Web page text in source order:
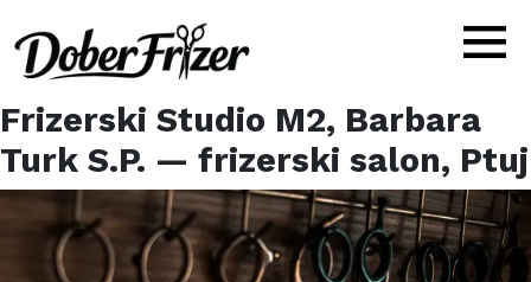
Frizerski Studio M2, Barbara
Turk S.P. — frizerski salon, Ptuj